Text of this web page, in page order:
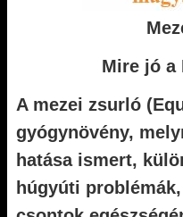
Mire jó a
A mezei zsurló
gyógynövény,
hatása ismert,
húgyúti